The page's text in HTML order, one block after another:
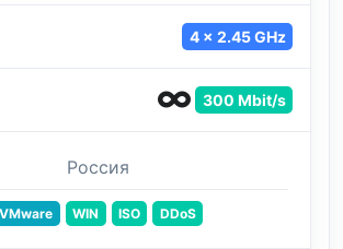
4 x 2.45 GHz
300 Mbit/s
Россия
VMware WIN ISO DDoS